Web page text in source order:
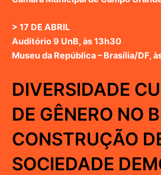
> 17 DE ABRIL
Auditório 9 UnB, às 13h30
Museu da República – Brasília/DF,
DIVERSIDADE
DE GÊNERO NO
CONSTRUÇÃO
SOCIEDADE